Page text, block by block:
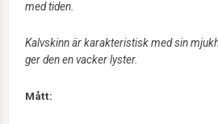
med tiden.
Kalvskinn är karakteristisk med sin
ger den en vacker lyster.
Mått: